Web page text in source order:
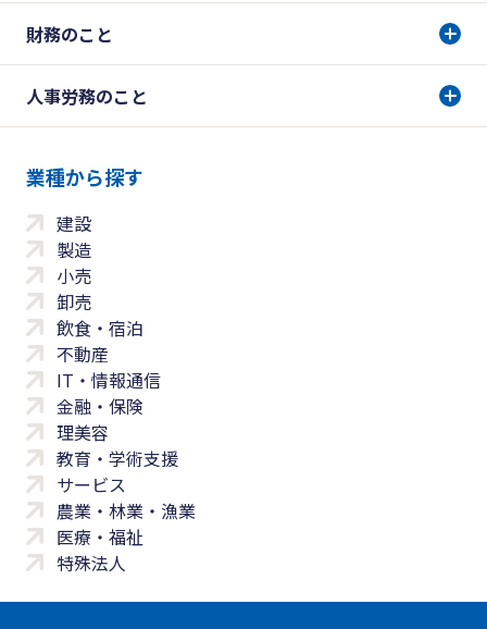
財務のこと
人事労務のこと
業種から探す
建設
製造
小売
卸売
飲食・宿泊
不動産
IT・情報通信
金融・保険
理美容
教育・学術支援
サービス
農業・林業・漁業
医療・福祉
特殊法人